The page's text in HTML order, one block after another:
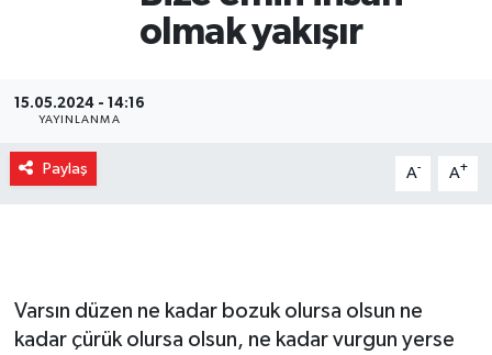
olmak yakışır
15.05.2024 - 14:16
YAYINLANMA
Paylaş A- A+
Varsın düzen ne kadar bozuk olursa olsun ne
kadar çürük olursa olsun, ne kadar vurgun yerse
Güncel
Son Dakika Haberleri